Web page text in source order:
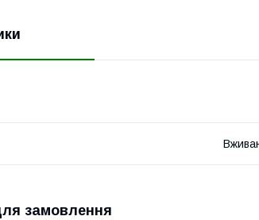
замовлення